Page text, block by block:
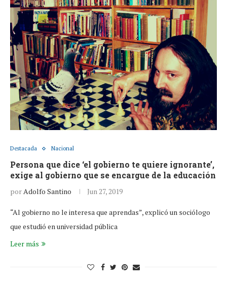
Destacada Nacional
Persona que dice ‘el gobierno te quiere ignorante’,
exige al gobierno que se encargue de la educación
porAdolfo Santino Jun 27, 2019
“Al gobierno no le interesa que aprendas”, explicó un sociólogo
que estudió en universidad pública
Leer más